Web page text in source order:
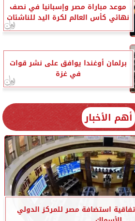
موعد مباراة مصر وإسبانيا في نصف
نهائي كأس العالم لكرة اليد للناشئات
برلمان أوغندا يوافق على نشر قوات
في غزة
أهم الأخبار
استضافة مصر للمركز الدولي